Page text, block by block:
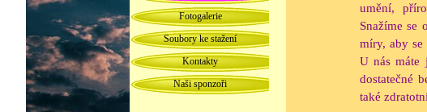
Fotogalerie
Soubory ke stažení
Kontakty
Naši sponzoři
umění,
Snažíme se
míry, aby se
U nás máte
dostatečné
také